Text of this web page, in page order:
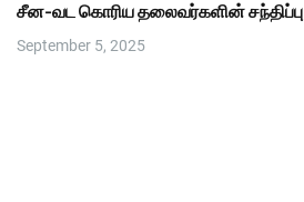
சீன-வட கொரிய தலைவர்களின் சந்திப்பு
September 5, 2025